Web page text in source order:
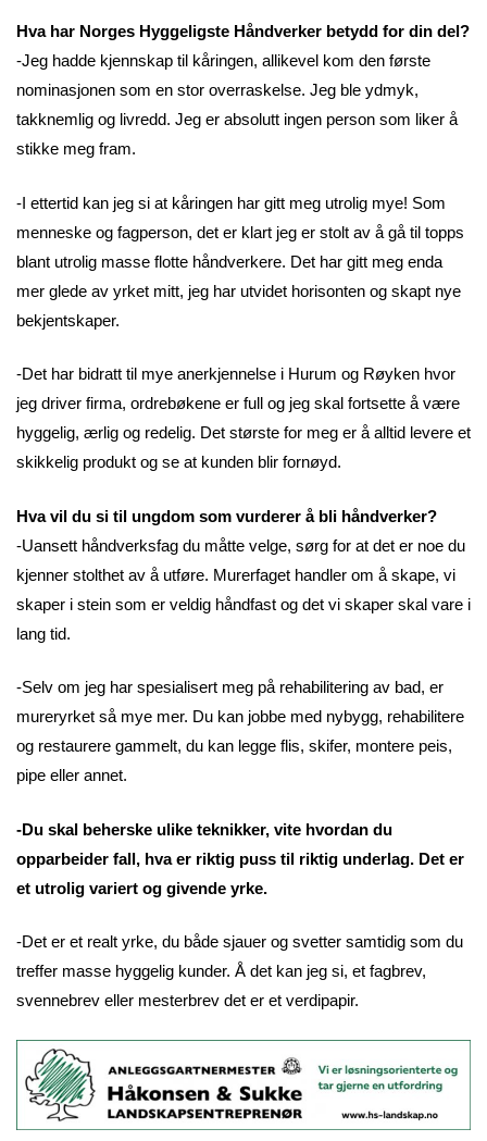
Hva har Norges Hyggeligste Håndverker betydd for din del?
-Jeg hadde kjennskap til kåringen, allikevel kom den første
nominasjonen som en stor overraskelse. Jeg ble ydmyk,
takknemlig og livredd. Jeg er absolutt ingen person som liker å
stikke meg fram.
-I ettertid kan jeg si at kåringen har gitt meg utrolig mye! Som
menneske og fagperson, det er klart jeg er stolt av å gå til topps
blant utrolig masse flotte håndverkere. Det har gitt meg enda
mer glede av yrket mitt, jeg har utvidet horisonten og skapt nye
bekjentskaper.
-Det har bidratt til mye anerkjennelse i Hurum og Røyken hvor
jeg driver firma, ordrebøkene er full og jeg skal fortsette å være
hyggelig, ærlig og redelig. Det største for meg er å alltid levere et
skikkelig produkt og se at kunden blir fornøyd.
Hva vil du si til ungdom som vurderer å bli håndverker?
-Uansett håndverksfag du måtte velge, sørg for at det er noe du
kjenner stolthet av å utføre. Murerfaget handler om å skape, vi
skaper i stein som er veldig håndfast og det vi skaper skal vare i
lang tid.
-Selv om jeg har spesialisert meg på rehabilitering av bad, er
mureryrket så mye mer. Du kan jobbe med nybygg, rehabilitere
og restaurere gammelt, du kan legge flis, skifer, montere peis,
pipe eller annet.
-Du skal beherske ulike teknikker, vite hvordan du
opparbeider fall, hva er riktig puss til riktig underlag. Det er
et utrolig variert og givende yrke.
-Det er et realt yrke, du både sjauer og svetter samtidig som du
treffer masse hyggelig kunder. Å det kan jeg si, et fagbrev,
svennebrev eller mesterbrev det er et verdipapir.